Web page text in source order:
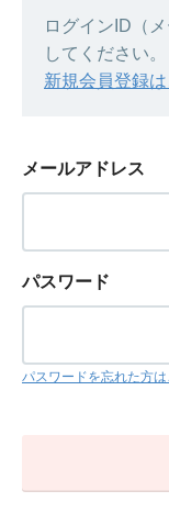
ログインID（
してください。
新規会員登録
メールアドレス
パスワード
パスワードを忘れた方は